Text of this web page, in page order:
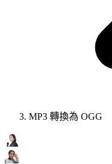
MP3 轉換為 OGG